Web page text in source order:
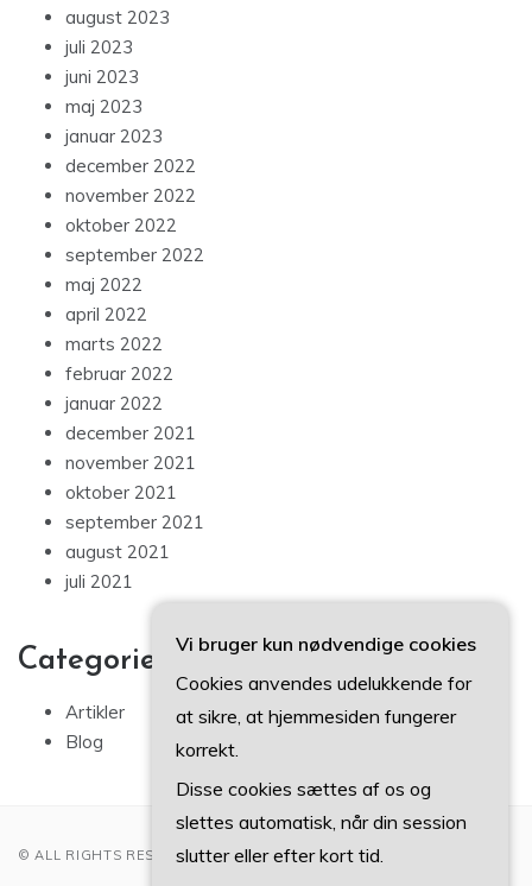
august 2023
juli 2023
juni 2023
maj 2023
januar 2023
december 2022
november 2022
oktober 2022
september 2022
maj 2022
april 2022
marts 2022
februar 2022
januar 2022
december 2021
november 2021
oktober 2021
september 2021
august 2021
juli 2021
Categories
Artikler
Blog
© ALL RIGHTS RESERVED 2022
Vi bruger kun nødvendige cookies
Cookies anvendes udelukkende for
at sikre, at hjemmesiden fungerer
korrekt.
Disse cookies sættes af os og
slettes automatisk, når din session
slutter eller efter kort tid.